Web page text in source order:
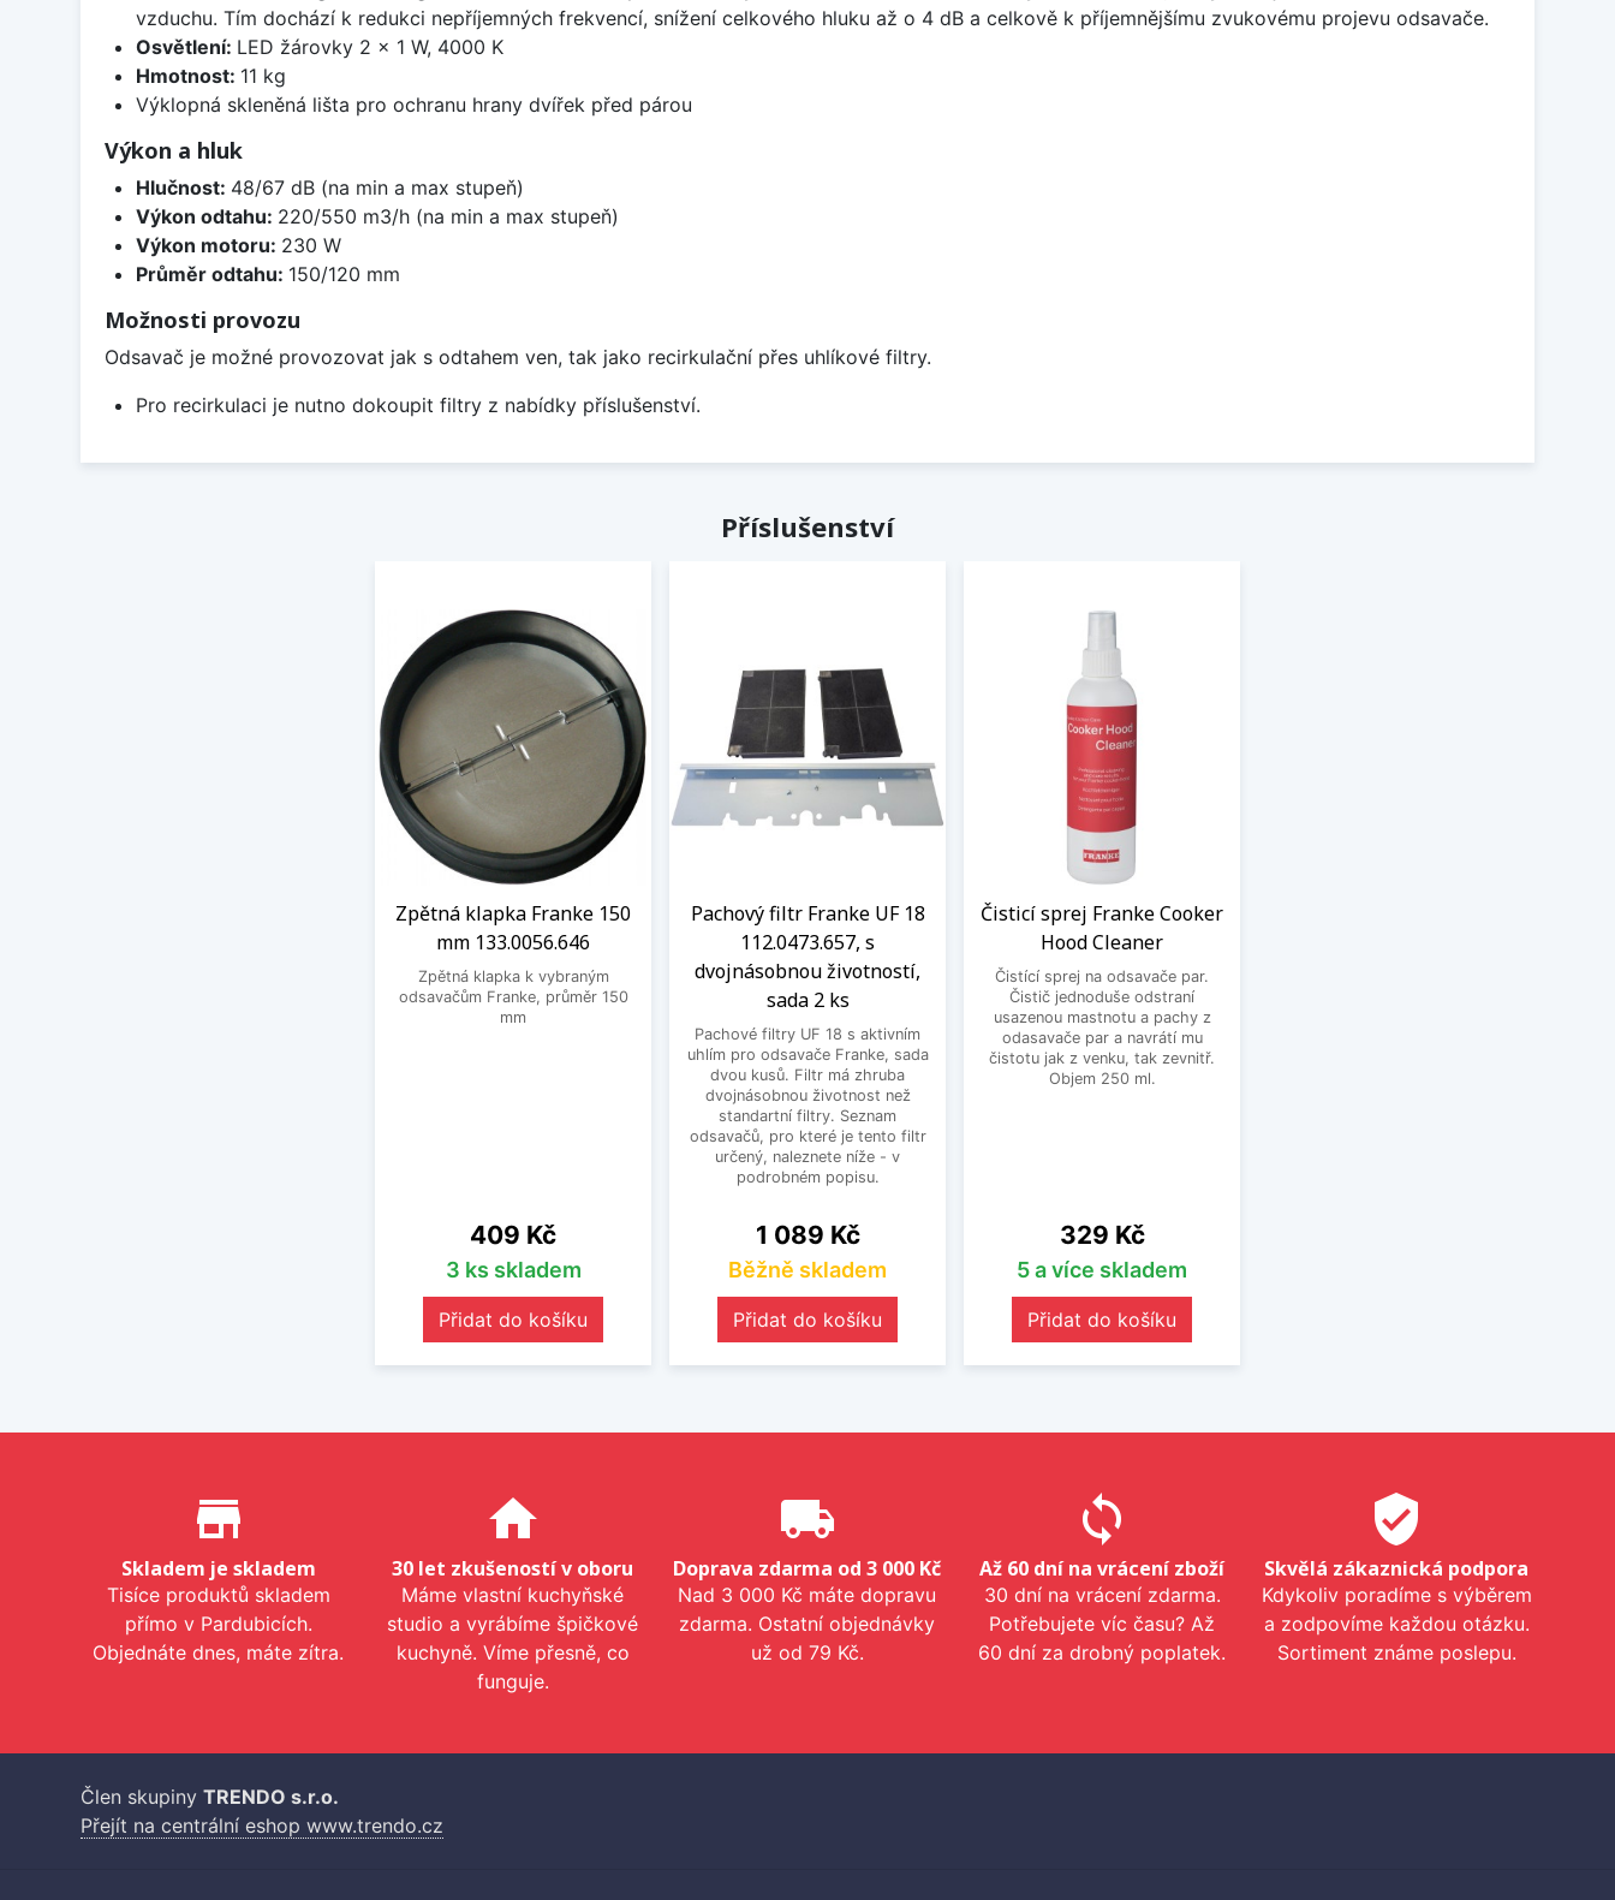
vzduchu. Tím dochází k redukci nepříjemných frekvencí, snížení celkového hluku až o 4 dB a celkově k příjemnějšímu zvukovému projevu odsavače.
Osvětlení: LED žárovky 2 × 1 W, 4000 K
Hmotnost: 11 kg
Výklopná skleněná lišta pro ochranu hrany dvířek před párou
Výkon a hluk
Hlučnost: 48/67 dB (na min a max stupeň)
Výkon odtahu: 220/550 m3/h (na min a max stupeň)
Výkon motoru: 230 W
Průměr odtahu: 150/120 mm
Možnosti provozu
Odsavač je možné provozovat jak s odtahem ven, tak jako recirkulační přes uhlíkové filtry.
Pro recirkulaci je nutno dokoupit filtry z nabídky příslušenství.
Příslušenství
Zpětná klapka Franke 150
mm 133.0056.646
Zpětná klapka k vybraným
odsavačům Franke, průměr 150
mm
Cena
409 Kč
3 ks skladem
Přidat do košíku
Pachový filtr Franke UF 18
112.0473.657, s
dvojnásobnou životností,
sada 2 ks
Pachové filtry UF 18 s aktivním
uhlím pro odsavače Franke, sada
dvou kusů. Filtr má zhruba
dvojnásobnou životnost než
standartní filtry. Seznam
odsavačů, pro které je tento filtr
určený, naleznete níže - v
podrobném popisu.
Cena
1 089 Kč
Běžně skladem
Přidat do košíku
Čisticí sprej Franke Cooker
Hood Cleaner
Čistící sprej na odsavače par.
Čistič jednoduše odstraní
usazenou mastnotu a pachy z
odasavače par a navrátí mu
čistotu jak z venku, tak zevnitř.
Objem 250 ml.
Cena
329 Kč
5 a více skladem
Přidat do košíku
Proč nakupovat u nás?
store_mall_directory
Skladem je skladem
Tisíce produktů skladem
přímo v Pardubicích.
Objednáte dnes, máte zítra.
home
30 let zkušeností v oboru
Máme vlastní kuchyňské
studio a vyrábíme špičkové
kuchyně. Víme přesně, co
funguje.
local_shipping
Doprava zdarma od 3 000 Kč
Nad 3 000 Kč máte dopravu
zdarma. Ostatní objednávky
už od 79 Kč.
sync
Až 60 dní na vrácení zboží
30 dní na vrácení zdarma.
Potřebujete víc času? Až
60 dní za drobný poplatek.
verified_user
Skvělá zákaznická podpora
Kdykoliv poradíme s výběrem
a zodpovíme každou otázku.
Sortiment známe poslepu.
Člen skupiny TRENDO s.r.o.
Přejít na centrální eshop www.trendo.cz